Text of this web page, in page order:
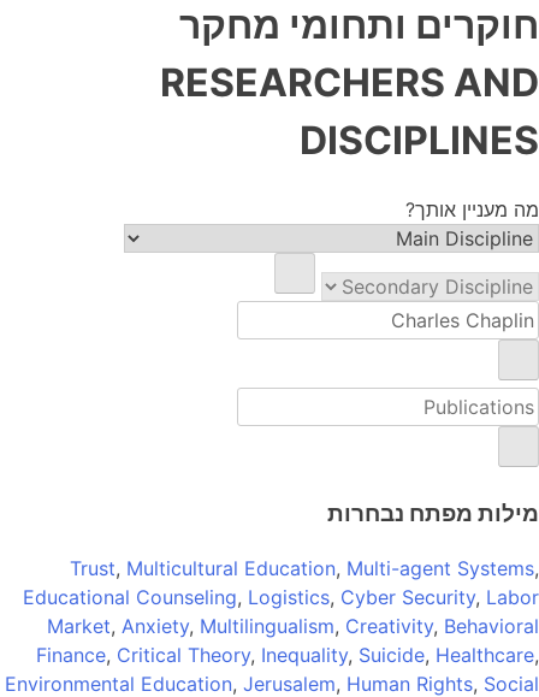
חוקרים ותחומי מחקר
RESEARCHERS AND
DISCIPLINES
מה מעניין אותך?
מילות מפתח נבחרות
Trust, Multicultural Education, Multi-agent Systems,
Educational Counseling, Logistics, Cyber Security, Labor
Market, Anxiety, Multilingualism, Creativity, Behavioral
Finance, Critical Theory, Inequality, Suicide, Healthcare,
Environmental Education, Jerusalem, Human Rights, Social